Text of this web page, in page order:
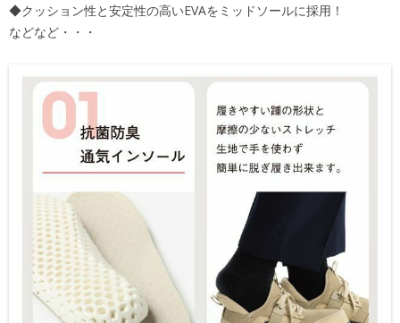
◆クッション性と安定性の高いEVAをミッドソールに採用！
などなど・・・